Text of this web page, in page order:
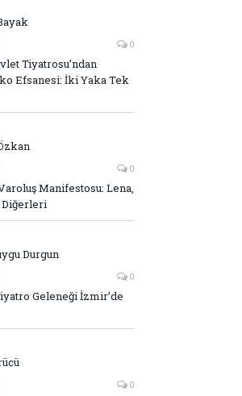
0
Tiyatrosu’ndan
Efsanesi: İki Yaka Tek
0
Manifestosu: Lena,
Durgun
0
Geleneği İzmir’de
0